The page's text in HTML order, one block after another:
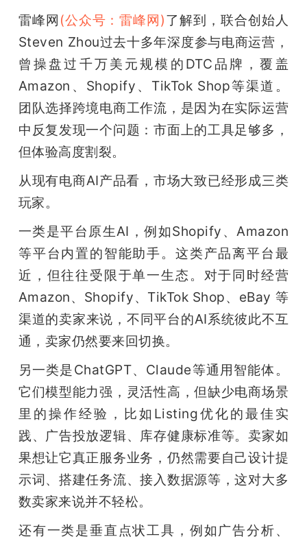
雷峰网 (公众号：雷峰网)了解到，联合创始人
Steven Zhou过去十多年深度参与电商运营，
曾操盘过千万美元规模的DTC品牌，覆盖
Amazon、Shopify、TikTok Shop等渠道。
团队选择跨境电商工作流，是因为在实际运营
中反复发现一个问题：市面上的工具足够多，
但体验高度割裂。
从现有电商AI产品看，市场大致已经形成三类
玩家。
一类是平台原生AI，例如Shopify、Amazon
等平台内置的智能助手。这类产品离平台最
近，但往往受限于单一生态。对于同时经营
Amazon、Shopify、TikTok Shop、eBay 等
渠道的卖家来说，不同平台的AI系统彼此不互
通，卖家仍然要来回切换。
另一类是ChatGPT、Claude等通用智能体。
它们模型能力强，灵活性高，但缺少电商场景
里的操作经验，比如Listing优化的最佳实
践、广告投放逻辑、库存健康标准等。卖家如
果想让它真正服务业务，仍然需要自己设计提
示词、搭建任务流、接入数据源等，这对大多
数卖家来说并不轻松。
还有一类是垂直点状工具，例如广告分析、